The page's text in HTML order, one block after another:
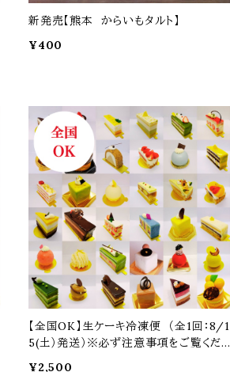
新発売【熊本 からいもタルト】
¥400
【全国OK】生ケーキ冷凍便 （全1回：8/1
5(土）発送）※必ず注意事項をご覧くだ
¥2,500